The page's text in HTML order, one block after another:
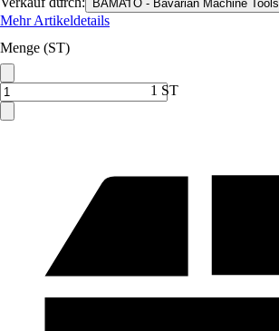
BAMATO - Bavarian Machine Tools
Mehr Artikeldetails
Menge (ST)
1 ST